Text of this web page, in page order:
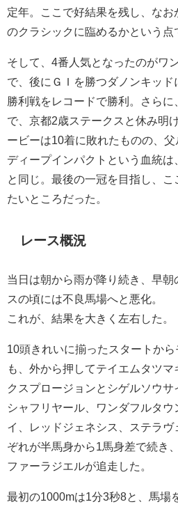
定年。ここで好結果を残し、な
のクラシックに臨めるかという点
そして、4番人気となったのがワ
で、後にＧＩを勝つダノンキッ
勝利戦をレコードで勝利。さらに
で、京都2歳ステークスと休み明
ービーは10着に敗れたものの、
ディープインパクトという血統
と同じ。最後の一冠を目指し、こ
たいところだった。
レース概況
当日は朝から雨が降り続き、早
スの頃には不良馬場へと悪化。
これが、結果を大きく左右した。
10頭きれいに揃ったスタートか
も、外から押してテイエムタツ
クスプロージョンとシゲルソウサ
シャフリヤール、ワンダフルタ
イ、レッドジェネシス、ステラヴ
ぞれが半馬身から1馬身差で続き
ファーラジエルが追走した。
最初の1000mは1分3秒8と、馬場